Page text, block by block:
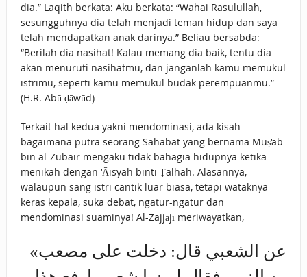
dia.” Laqith berkata: Aku berkata: “Wahai Rasulullah,
sesungguhnya dia telah menjadi teman hidup dan saya
telah mendapatkan anak darinya.” Beliau bersabda:
“Berilah dia nasihat! Kalau memang dia baik, tentu dia
akan menuruti nasihatmu, dan janganlah kamu memukul
istrimu, seperti kamu memukul budak perempuanmu.”
(H.R. Abū ḍāwūd)
Terkait hal kedua yakni mendominasi, ada kisah
bagaimana putra seorang Sahabat yang bernama Muṣ‘ab
bin al-Zubair mengaku tidak bahagia hidupnya ketika
menikah dengan ‘Āisyah binti Ṭalhah. Alasannya,
walaupun sang istri cantik luar biasa, tetapi wataknya
keras kepala, suka debat, ngatur-ngatur dan
mendominasi suaminya! Al-Zajjājī meriwayatkan,
«عن الشعبي قال: دخلت على مصعب